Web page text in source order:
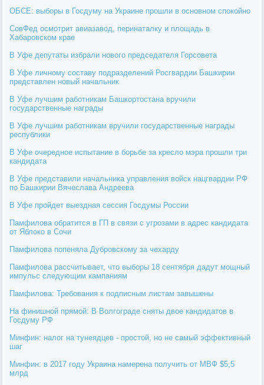
ОБСЕ: выборы в Госдуму на Украине прошли в основном спокойно
СовФед осмотрит авиазавод, перинаталку и площадь в
Хабаровском крае
В Уфе депутаты избрали нового председателя Горсовета
В Уфе личному составу подразделений Росгвардии Башкирии
представлен новый начальник
В Уфе лучшим работникам Башкортостана вручили
государственные награды
В Уфе лучшим работникам вручили государственные награды
республики
В Уфе очередное испытание в борьбе за кресло мэра прошли три
кандидата
В Уфе представили начальника управления войск нацгвардии РФ
по Башкирии Вячеслава Андреева
В Уфе пройдет выездная сессия Госдумы России
Памфилова обратится в ГП в связи с угрозами в адрес кандидата
от Яблоко в Сочи
Памфилова попеняла Дубровскому за чехарду
Памфилова рассчитывает, что выборы 18 сентября дадут мощный
импульс следующим кампаниям
Памфилова: Требования к подписным листам завышены
На финишной прямой: В Волгограде сняты двое кандидатов в
Госдуму РФ
Минфин: налог на тунеядцев - простой, но не самый эффективный
шаг
Минфин: в 2017 году Украина намерена получить от МВФ $5,5
млрд